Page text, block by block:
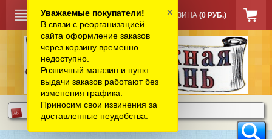
КОРЗИНА (0 РУБ.)
Уважаемые покупатели!
В связи с реорганизацией
сайта оформление заказов
через корзину временно
недоступно.
Розничный магазин и пункт
выдачи заказов работают без
изменения графика.
Приносим свои извинения за
доставленные неудобства.
×